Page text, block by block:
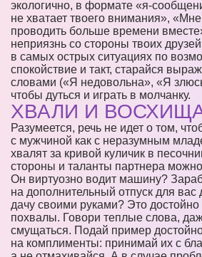
экологично, в формате «я-
не хватает твоего внимания»,
проводить больше времени
неприязнь со стороны твоих
в самых острых ситуациях по
спокойствие и такт, старайся
словами («Я недовольна», «Я
чтобы дуться и играть в молчанку.
ХВАЛИ И
Разумеется, речь не идет о том,
с мужчиной как с неразумным
хвалят за кривой куличик в
стороны и таланты партнера
Он виртуозно водит машину?
на дополнительный отпуск для вас
дачу своими руками? Это достойно
похвалы. Говори теплые слова,
смущаться. Подай пример
на комплименты: принимай их с